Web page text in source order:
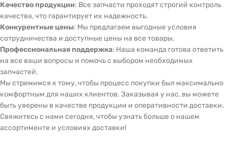
Качество продукции: Все запчасти проходят строгий контроль
качества, что гарантирует их надежность.
Конкурентные цены: Мы предлагаем выгодные условия
сотрудничества и доступные цены на все товары.
Профессиональная поддержка: Наша команда готова ответить
на все ваши вопросы и помочь с выбором необходимых
запчастей.
Мы стремимся к тому, чтобы процесс покупки был максимально
комфортным для наших клиентов. Заказывая у нас, вы можете
быть уверены в качестве продукции и оперативности доставки.
Свяжитесь с нами сегодня, чтобы узнать больше о нашем
ассортименте и условиях доставки!